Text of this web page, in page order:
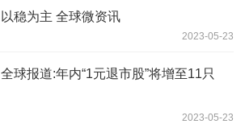
以稳为主 全球微资讯
2023-05-23
全球报道:年内“1元退市股”将增至11只
2023-05-23